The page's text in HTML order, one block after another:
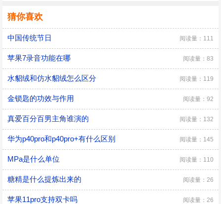
猜你喜欢
中国传统节日 阅读量：111
苹果7录音功能在哪 阅读量：83
水貂绒和仿水貂绒怎么区分 阅读量：119
金锁匙的功效与作用 阅读量：92
真爱百分百男主角谁演的 阅读量：132
华为p40pro和p40pro+有什么区别 阅读量：145
MPa是什么单位 阅读量：110
糖精是什么提炼出来的 阅读量：26
苹果11pro支持双卡吗 阅读量：26